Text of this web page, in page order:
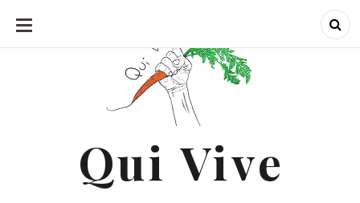
ALLER
CONTENU
Qui Vive
Qui Vive